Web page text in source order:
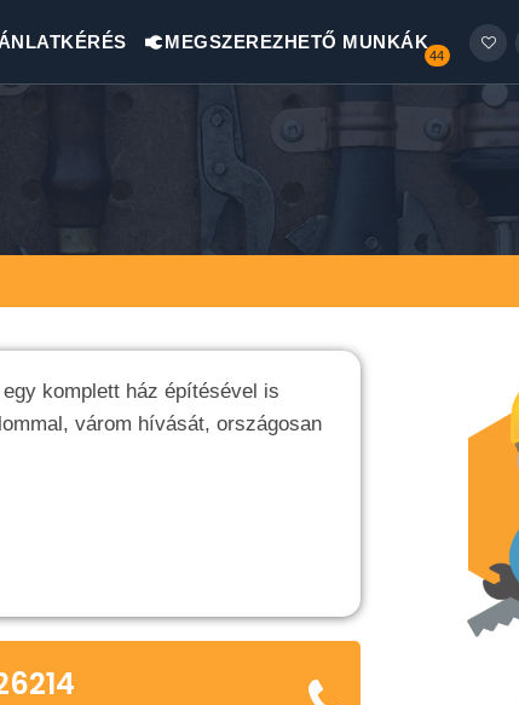
MEGSZEREZHETŐ MUNKÁK
44
komplett ház építésével is
várom hívását, országosan